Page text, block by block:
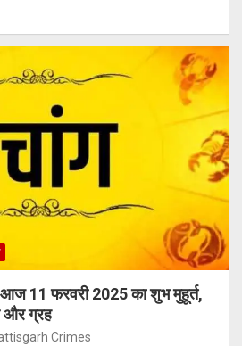
11 फरवरी 2025 का शुभ मुहूर्त,
और ग्रह
Crimes